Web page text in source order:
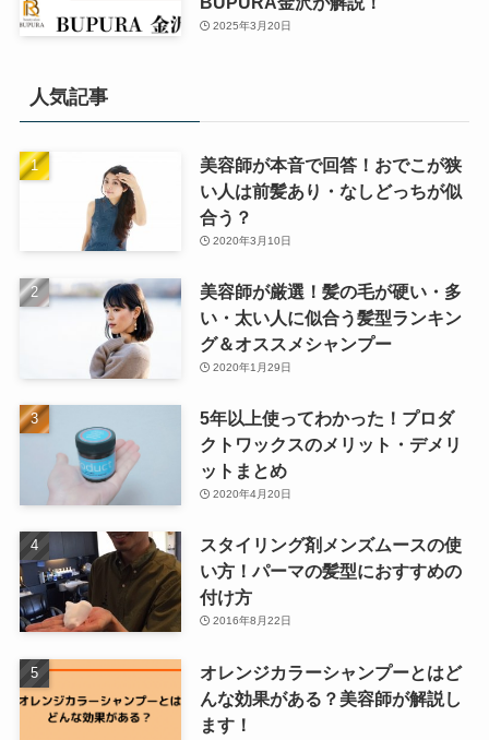
2025年3月20日
人気記事
美容師が本音で回答！おでこが狭
い人は前髪あり・なしどっちが似
合う？
2020年3月10日
美容師が厳選！髪の毛が硬い・多
い・太い人に似合う髪型ランキン
グ＆オススメシャンプー
2020年1月29日
5年以上使ってわかった！プロダ
クトワックスのメリット・デメリ
ットまとめ
2020年4月20日
スタイリング剤メンズムースの使
い方！パーマの髪型におすすめの
付け方
2016年8月22日
オレンジカラーシャンプーとはど
んな効果がある？美容師が解説し
ます！